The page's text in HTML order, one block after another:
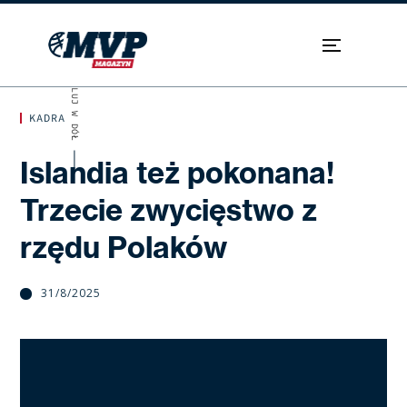
KADRA
Islandia też pokonana!
Trzecie zwycięstwo z
rzędu Polaków
31/8/2025
SKROLUJ W DÓŁ